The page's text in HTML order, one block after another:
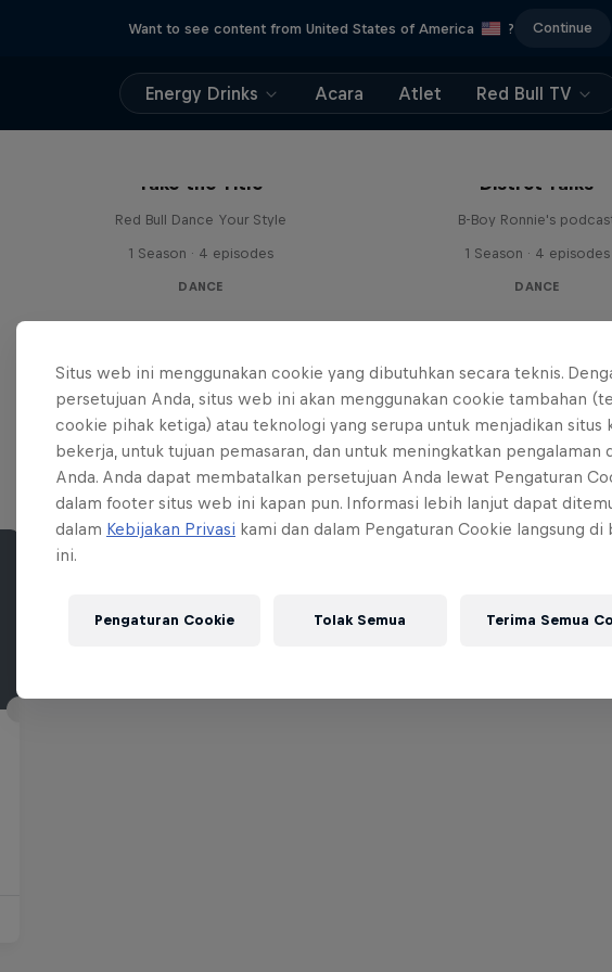
Want to see content from United States of America ? Continue
Energy Drinks Acara Atlet Red Bull TV
Take the Title
Red Bull Dance Your Style
1 Season · 4 episodes
DANCE
Distrct Talks
B-Boy Ronnie's
1 Season · 4 episodes
DANCE
Situs web ini menggunakan cookie yang dibutuhkan secara teknis.
persetujuan Anda, situs web ini akan menggunakan cookie tambahan
cookie pihak ketiga) atau teknologi yang serupa untuk menjadikan situs
bekerja, untuk tujuan pemasaran, dan untuk meningkatkan pengalaman
Anda. Anda dapat membatalkan persetujuan Anda lewat Pengaturan
dalam footer situs web ini kapan pun. Informasi lebih lanjut dapat
dalam Kebijakan Privasi kami dan dalam Pengaturan Cookie langsung di
ini.
Pengaturan Cookie Tolak Semua Terima Semua